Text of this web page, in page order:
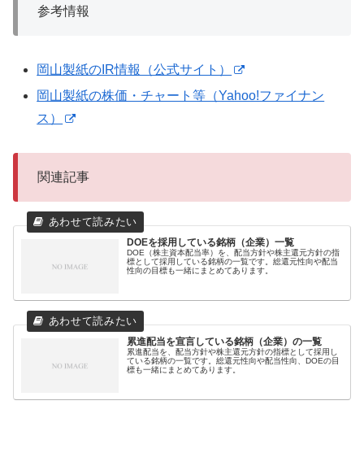
参考情報
岡山製紙のIR情報（公式サイト）
岡山製紙の株価・チャート等（Yahoo!ファイナン
ス）
関連記事
DOEを採用している銘柄（企業）一覧
DOE（株主資本配当率）を、配当方針や株主還元方針の指
標として採用している銘柄の一覧です。総還元性向や配当
性向の目標も一緒にまとめてあります。
累進配当を宣言している銘柄（企業）の一覧
累進配当を、配当方針や株主還元方針の指標として採用し
ている銘柄の一覧です。総還元性向や配当性向、DOEの目
標も一緒にまとめてあります。